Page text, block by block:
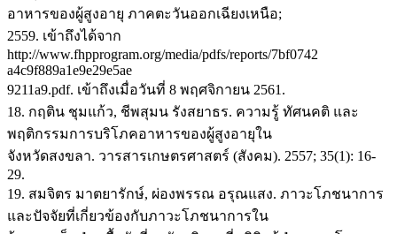
อาหารของผู้สูงอายุ ภาคตะวันออกเฉียงเหนือ;
2559. เข้าถึงได้จาก
http://www.fhpprogram.org/media/pdfs/reports/7bf0742
a4c9f889a1e9e29e5ae
9211a9.pdf. เข้าถึงเมื่อวันที่ 8 พฤศจิกายน 2561.
18. กฤติน ชุมแก้ว, ชีพสุมน รังสยาธร. ความรู้ ทัศนคติ และ
พฤติกรรมการบริโภคอาหารของผู้สูงอายุใน
จังหวัดสงขลา. วารสารเกษตรศาสตร์ (สังคม). 2557; 35(1): 16-
29.
19. สมจิตร มาตยารักษ์, ผ่องพรรณ อรุณแสง. ภาวะโภชนาการ
และปัจจัยที่เกี่ยวข้องกับภาวะโภชนาการใน